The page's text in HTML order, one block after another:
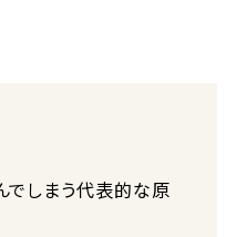
でしまう代表的な原